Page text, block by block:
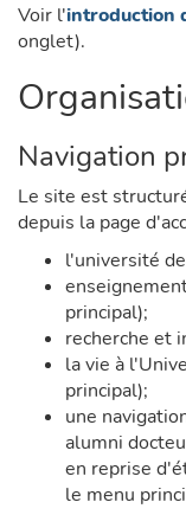
Voir l'introduction
onglet).
Navigation
Le site est
depuis la page
l'université
principal);
recherche et
la vie à
principal);
une
alumni
en reprise
le menu